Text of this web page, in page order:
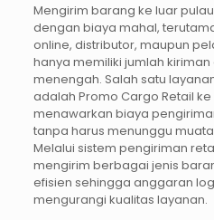
Mengirim barang ke luar
dengan biaya mahal,
online, distributor, maupun
hanya memiliki jumlah
menengah. Salah satu
adalah Promo Cargo Retail
menawarkan biaya
tanpa harus menunggu
Melalui sistem pengiriman
mengirim berbagai jenis
efisien sehingga anggaran
mengurangi kualitas layanan.